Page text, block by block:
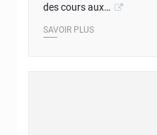
des cours aux…
SAVOIR PLUS